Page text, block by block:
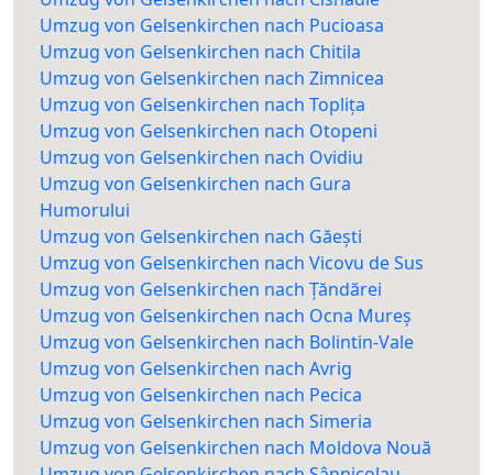
Umzug von Gelsenkirchen nach Pucioasa
Umzug von Gelsenkirchen nach Chitila
Umzug von Gelsenkirchen nach Zimnicea
Umzug von Gelsenkirchen nach Toplița
Umzug von Gelsenkirchen nach Otopeni
Umzug von Gelsenkirchen nach Ovidiu
Umzug von Gelsenkirchen nach Gura
Humorului
Umzug von Gelsenkirchen nach Găești
Umzug von Gelsenkirchen nach Vicovu de Sus
Umzug von Gelsenkirchen nach Țăndărei
Umzug von Gelsenkirchen nach Ocna Mureș
Umzug von Gelsenkirchen nach Bolintin-Vale
Umzug von Gelsenkirchen nach Avrig
Umzug von Gelsenkirchen nach Pecica
Umzug von Gelsenkirchen nach Simeria
Umzug von Gelsenkirchen nach Moldova Nouă